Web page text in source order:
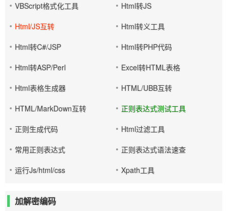
VBScript格式化工具
Html转JS
Html/JS互转
Html转义工具
Html转C#/JSP
Html转PHP代码
Html转ASP/Perl
Excel转HTML表格
Html表格生成器
HTML/UBB互转
HTML/MarkDown互转
正则表达式测试工具
正则生成代码
Html过滤工具
常用正则表达式
正则表达式语法速查
运行Js/html/css
Xpath工具
加解密编码